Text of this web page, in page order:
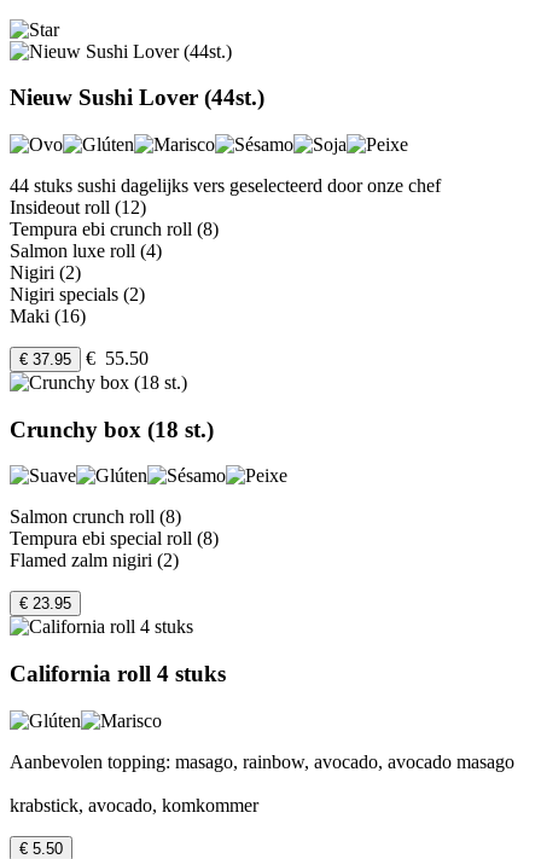
Nieuw Sushi Lover (44st.)
44 stuks sushi dagelijks vers geselecteerd door onze chef
Insideout roll (12)
Tempura ebi crunch roll (8)
Salmon luxe roll (4)
Nigiri (2)
Nigiri specials (2)
Maki (16)
€ 37.95 € 55.50
Crunchy box (18 st.)
Salmon crunch roll (8)
Tempura ebi special roll (8)
Flamed zalm nigiri (2)
€ 23.95
California roll 4 stuks
Aanbevolen topping: masago, rainbow, avocado, avocado masago
krabstick, avocado, komkommer
€ 5.50